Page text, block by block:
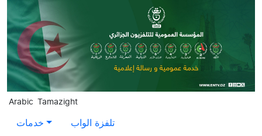
Skip to main content
Arabic Tamazight
خدمات تلفزة الواب